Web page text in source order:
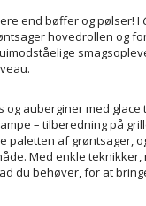
end bøffer og pølser! I
hovedrollen og
og auberginer med glace
– tilberedning på
paletten af grøntsager,
Med enkle
du behøver, for at